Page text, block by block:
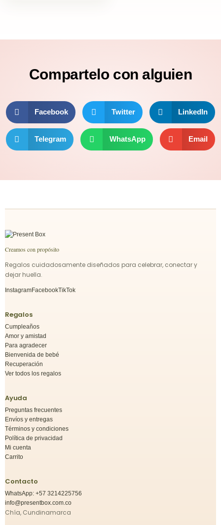
Compartelo con alguien
Facebook Twitter LinkedIn
Telegram WhatsApp Email
Creamos con propósito
Regalos cuidadosamente diseñados para celebrar, conectar y
dejar huella.
InstagramFacebookTikTok
Regalos
Cumpleaños
Amor y amistad
Para agradecer
Bienvenida de bebé
Recuperación
Ver todos los regalos
Ayuda
Preguntas frecuentes
Envíos y entregas
Términos y condiciones
Política de privacidad
Mi cuenta
Carrito
Contacto
WhatsApp: +57 3214225756
info@presentbox.com.co
Chía, Cundinamarca